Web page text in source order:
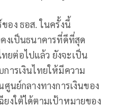
อง ธอส. ในครั้งนี้
งเป็นธนาคารที่ดีที่สุด
ยต่อไปแล้ว ยังจะเป็น
ารเงินไทยให้มีความ
นย์กลางทางการเงินของ
งใต้ได้ตามเป้าหมายของ